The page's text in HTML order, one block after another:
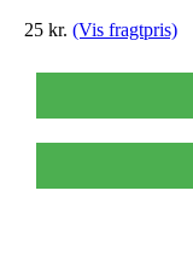
25 kr. (Vis fragtpris)